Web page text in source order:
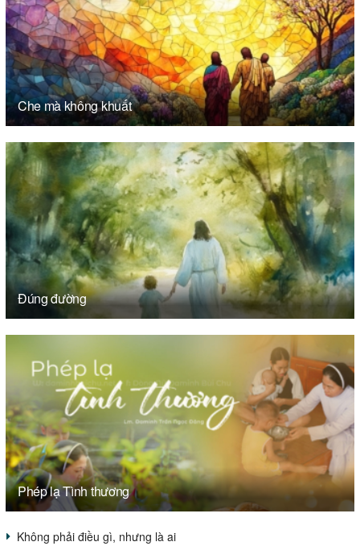
Che mà không khuất
Đúng đường
Phép lạ Tình thương
Không phải điều gì, nhưng là ai